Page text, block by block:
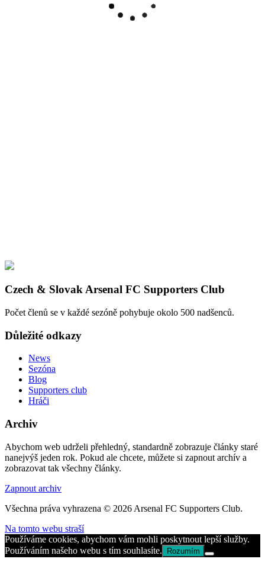
Czech & Slovak Arsenal FC Supporters Club
Počet členů se v každé sezóně pohybuje okolo 500 nadšenců.
Důležité odkazy
News
Sezóna
Blog
Supporters club
Hráči
Archiv
Abychom web udrželi přehledný, standardně zobrazuje články staré
nanejvýš jeden rok. Pokud ale chcete, můžete si zapnout archív a
zobrazovat tak všechny články.
Zapnout archiv
Všechna práva vyhrazena © 2026 Arsenal FC Supporters Club.
Na tomto webu straší
Používáme cookies, abychom vám mohli poskytnout lepší služby.
Používáním našeho webu s tím souhlasíte.
Rozumím